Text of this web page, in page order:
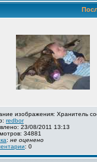
изображения: Хранитель
redbor
23/08/2011 13:13
34881
: не оценено
: 0